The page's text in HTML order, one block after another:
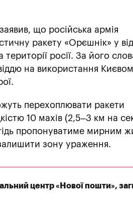
що російська армія
ракету «Орєшнік» у
території росії. За його
на використання Києвом
перехоплювати ракети
10 махів (2,5–3 км на
пропонуватиме мирним
зону ураження.
центр «Нової пошти»,